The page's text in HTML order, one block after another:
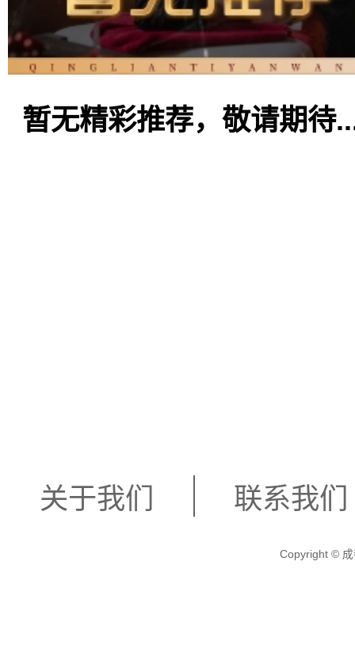
暂无精彩推荐，敬请期待
关于我们 联系我们
Copyright © 成